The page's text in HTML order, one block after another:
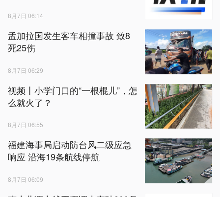
8月7日 06:14
孟加拉国发生客车相撞事故 致8
死25伤
8月7日 06:29
视频丨小学门口的“一根棍儿”，怎
么就火了？
8月7日 06:55
福建海事局启动防台风二级应急
响应 沿海19条航线停航
8月7日 06:09